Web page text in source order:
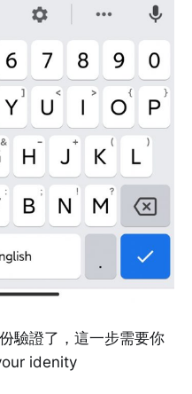
驗證了，這一步需要你
idenity